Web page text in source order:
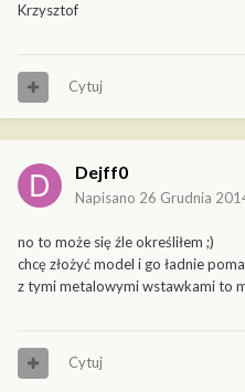
Krzysztof
Cytuj
Dejff0
Napisano 26 Grudnia
no to może się źle określiłem ;)
chcę złożyć model i go ładnie
z tymi metalowymi wstawkami to
Cytuj